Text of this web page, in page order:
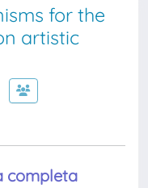
for the
artistic
completa